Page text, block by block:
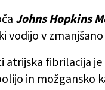
Johns Hopkins
vodijo v
atrijska fibrilacija
in možgansko